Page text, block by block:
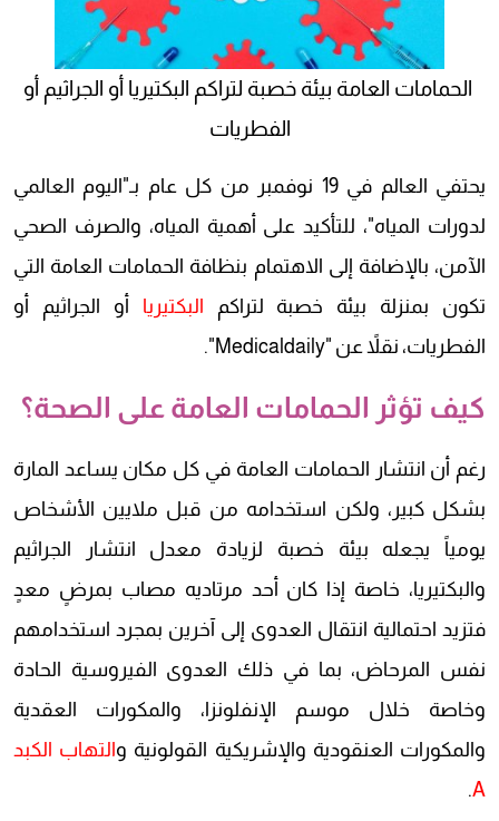
الحمامات العامة بيئة خصبة لتراكم البكتيريا أو الجراثيم أو
الفطريات
يحتفي العالم في 19 نوفمبر من كل عام بـ"اليوم العالمي
لدورات المياه"، للتأكيد على أهمية المياه، والصرف الصحي
الآمن، بالإضافة إلى الاهتمام بنظافة الحمامات العامة التي
تكون بمنزلة بيئة خصبة لتراكم البكتيريا أو الجراثيم أو
الفطريات، نقلاً عن "Medicaldaily".
كيف تؤثر الحمامات العامة على الصحة؟
رغم أن انتشار الحمامات العامة في كل مكان يساعد المارة
بشكل كبير، ولكن استخدامه من قبل ملايين الأشخاص
يومياً يجعله بيئة خصبة لزيادة معدل انتشار الجراثيم
والبكتيريا، خاصة إذا كان أحد مرتاديه مصاب بمرضٍ معدٍ
فتزيد احتمالية انتقال العدوى إلى آخرين بمجرد استخدامهم
نفس المرحاض، بما في ذلك العدوى الفيروسية الحادة
وخاصة خلال موسم الإنفلونزا، والمكورات العقدية
والمكورات العنقودية والإشريكية القولونية والتهاب الكبد
A
.